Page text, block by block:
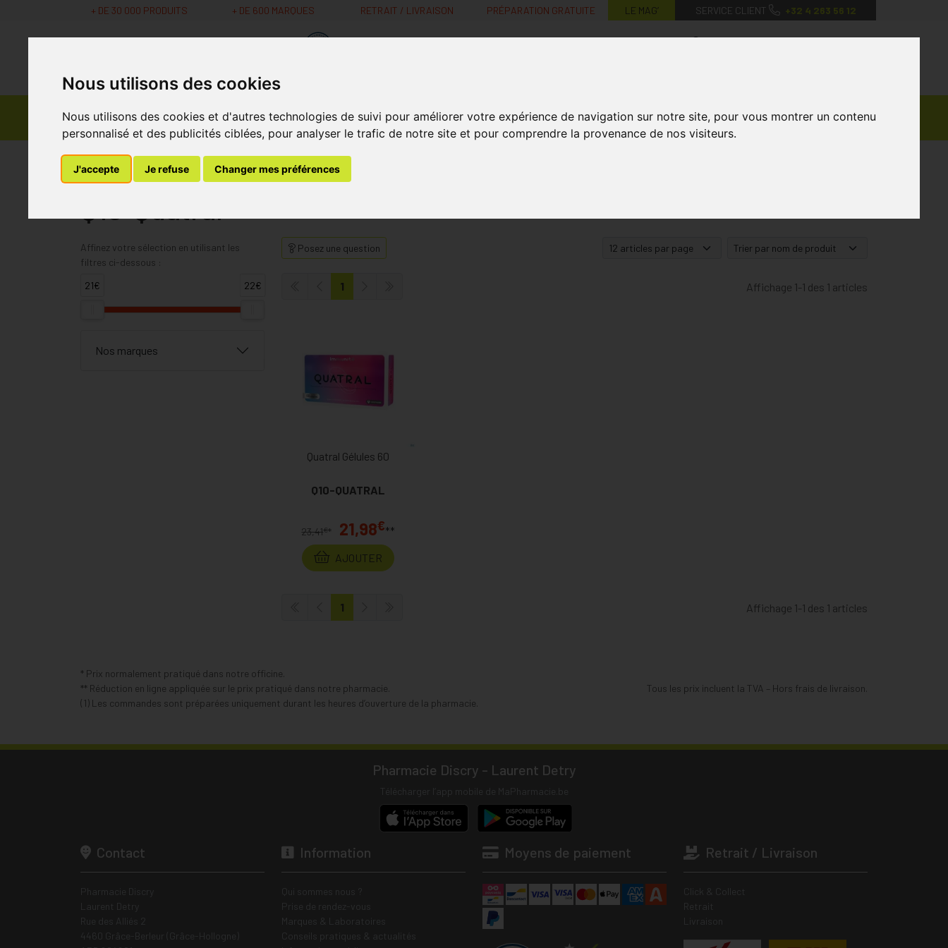
Nous utilisons des cookies
Nous utilisons des cookies et d'autres technologies de suivi pour améliorer votre expérience de navigation sur notre site, pour vous montrer un contenu
personnalisé et des publicités ciblées, pour analyser le trafic de notre site et pour comprendre la provenance de nos visiteurs.
J'accepte Je refuse Changer mes préférences
+ DE 30 000 PRODUITS + DE 600 MARQUES RETRAIT / LIVRAISON PRÉPARATION GRATUITE LE MAG’ SERVICE CLIENT +32 4 263 56 12
Promos Médicaments
Parapharmacie -
Cosmétiques
Minceur
Nutrition -
Vitamines
Soins Bébé et
Grossesse
Médecines
naturelles
Bandagisterie Vétérinaire
Ventes
Privées
Marques
MaPharmacie.be Q10-Quatral
Posez une question
Affichage 1-1 des 1 articles
1
Quatral Gélules 60
Q10-QUATRAL
23,41€* 21,98€**
AJOUTER
Affichage 1-1 des 1 articles
1
Affinez votre sélection en utilisant les
filtres ci-dessous :
21€
22€
Nos marques
* Prix normalement pratiqué dans notre officine.
** Réduction en ligne appliquée sur le prix pratiqué dans notre pharmacie.
(1) Les commandes sont préparées uniquement durant les heures d’ouverture de la pharmacie.
Tous les prix incluent la TVA – Hors frais de livraison.
Pharmacie Discry - Laurent Detry
Contact Information Moyens de paiement Retrait / Livraison